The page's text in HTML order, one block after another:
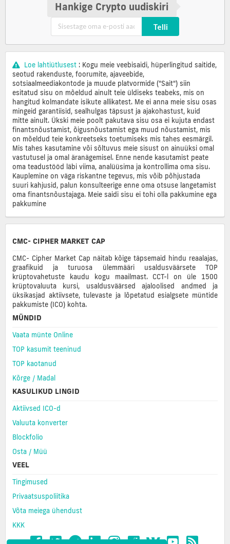
Hankige Crypto uudiskiri
Telli
Loe lahtiütlusest : Kogu meie veebisaidi, hüperlingitud saitide,
seotud rakenduste, foorumite, ajaveebide,
sotsiaalmeediakontode ja muude platvormide ("Sait") siin
esitatud sisu on mõeldud ainult teie üldiseks teabeks, mis on
hangitud kolmandate isikute allikatest. Me ei anna meie sisu osas
mingeid garantiisid, sealhulgas täpsust ja ajakohastust, kuid
mitte ainult. Ükski meie poolt pakutava sisu osa ei kujuta endast
finantsnõustamist, õigusnõustamist ega muud nõustamist, mis
on mõeldud teie konkreetseks toetumiseks mis tahes eesmärgil.
Mis tahes kasutamine või sõltuvus meie sisust on ainuüksi omal
vastutusel ja omal äranägemisel. Enne nende kasutamist peate
oma teadustööd läbi viima, analüüsima ja kontrollima oma sisu.
Kauplemine on väga riskantne tegevus, mis võib põhjustada
suuri kahjusid, palun konsulteerige enne oma otsuse langetamist
oma finantsnõustajaga. Meie saidi sisu ei tohi olla pakkumine ega
pakkumine
CMC- CIPHER MARKET CAP
CMC- Cipher Market Cap näitab kõige täpsemaid hindu reaalajas,
graafikuid ja turuosa ülemmääri usaldusväärsete TOP
krüptovahetuste kaudu kogu maailmast. CCT-l on üle 1500
krüptovaluuta kursi, usaldusväärsed ajaloolised andmed ja
üksikasjad aktiivsete, tulevaste ja lõpetatud esialgsete müntide
pakkumiste (ICO) kohta.
MÜNDID
Vaata münte Online
TOP kasumit teeninud
TOP kaotanud
Kõrge / Madal
KASULIKUD LINGID
Aktiivsed ICO-d
Valuuta konverter
Blockfolio
Osta / Müü
VEEL
Tingimused
Privaatsuspoliitika
Võta meiega ühendust
KKK